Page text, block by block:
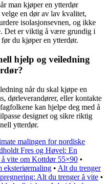
man kjøper en ytterdør
en dør av lav kvalitet,
isolasjonsevnen, og ikke
Det er viktig å være grundig i
du kjøper en ytterdør.
hjelp og veiledning
når du skal kjøpe en
dørleverandører, eller kontakte
kan hjelpe deg med å
designet og sikre riktig
ytterdør.
malingen for nordiske
Fres og Høvel: En
vite om Kottdør 55×90 •
eksteriørmaling • Alt du trenger
Alt du trenger å vite •